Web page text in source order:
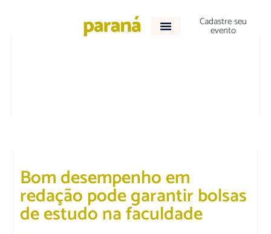
Cadastre seu
evento
Bom desempenho em
redação pode garantir bolsas
de estudo na faculdade